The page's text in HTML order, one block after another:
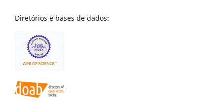
Diretórios e bases de dados: